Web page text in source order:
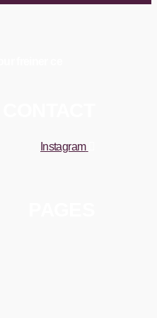
Instagram